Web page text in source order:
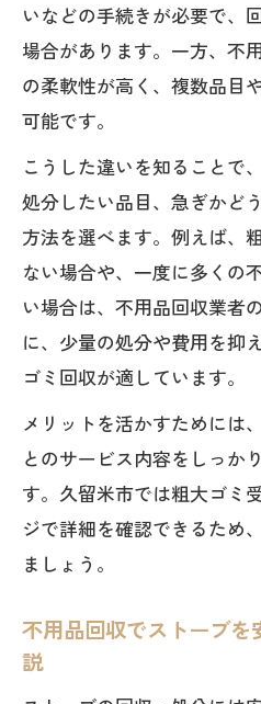
いなどの手続きが必要で、
場合があります。一方、不
の柔軟性が高く、複数品目
可能です。
こうした違いを知ることで
処分したい品目、急ぎかど
方法を選べます。例えば、
ない場合や、一度に多くの
い場合は、不用品回収業者
に、少量の処分や費用を抑
ゴミ回収が適しています。
メリットを活かすためには
とのサービス内容をしっか
す。久留米市では粗大ゴミ
ジで詳細を確認できるため
ましょう。
不用品回収でストーブ
説